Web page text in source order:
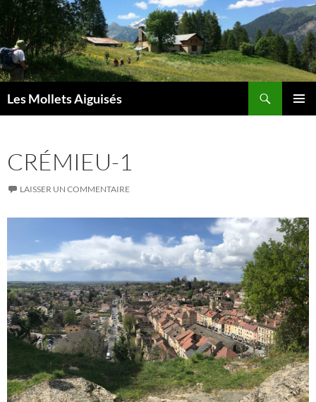
Aller
au
contenu
Les Mollets Aiguisés
CRÉMIEU-1
LAISSER UN COMMENTAIRE